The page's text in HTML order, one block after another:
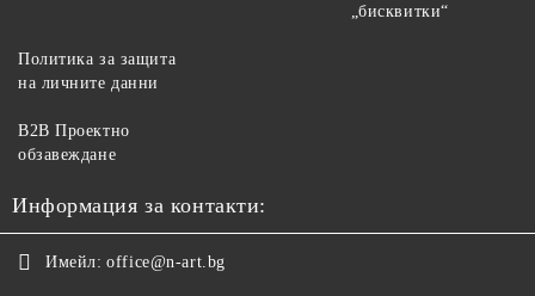
„бисквитки“
Политика за защита
на личните данни
B2B Проектно
обзавеждане
Информация за контакти:
Имейл: office@n-art.bg